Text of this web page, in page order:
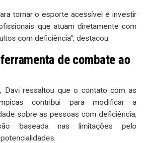
tornar o esporte acessível é investir
que atuam diretamente com
com deficiência", destacou.
de combate ao
Davi ressaltou que o contato com as
contribui para modificar a
sobre as pessoas com deficiência,
baseada nas limitações pelo